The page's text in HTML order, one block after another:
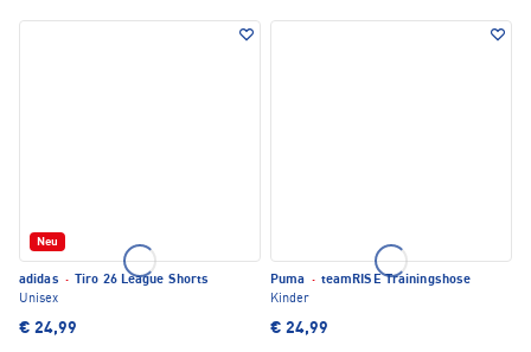
Neu
adidas ·
Tiro 26 League Shorts
Unisex
€ 24,99
Puma · teamRISE Trainingshose
Kinder
€ 24,99